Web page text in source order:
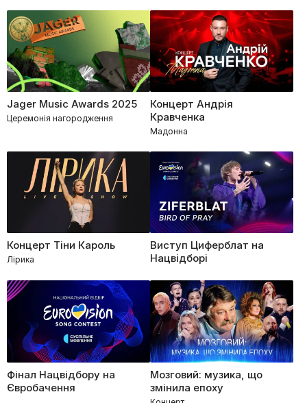
Jager Music Awards 2025
Церемонія нагородження
Концерт Андрія
Кравченка
Мадонна
Концерт Тіни Кароль
Лірика
Виступ Циферблат на
Нацвідборі
Фінал Нацвідбору на
Євробачення
Мозговий: музика, що
змінила епоху